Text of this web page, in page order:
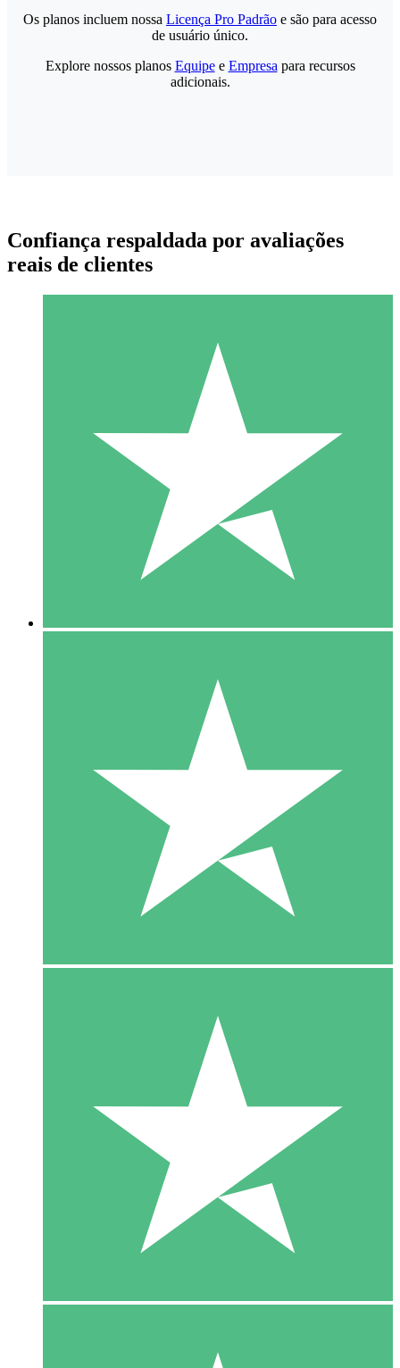
Pacotes de Créditos Individuais
Pague conforme o uso com créditos de download. Sem
1000
10 Downloads
20 00
Os planos incluem nossa Licença Pro Padrão e são para acesso
de usuário único.
Explore nossos planos Equipee Empresa para recursos
adicionais.
Confiança respaldada por avaliações
reais de clientes